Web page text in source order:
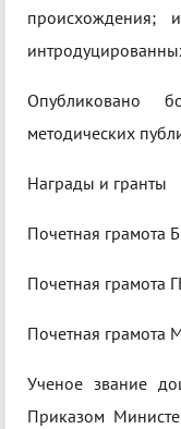
происхождения;
Опубликовано
методических
Награды и гранты
Почетная грамота
Почетная
Почетная грамота
Ученое звание
Приказом